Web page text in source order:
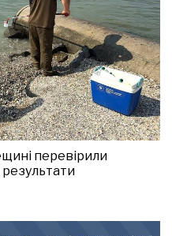
перевірили